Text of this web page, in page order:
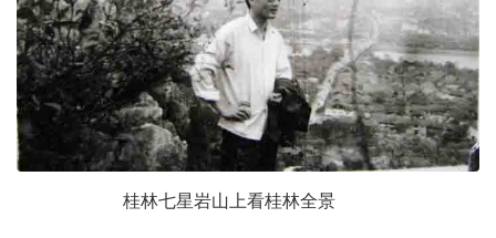
桂林七星岩山上看桂林全景